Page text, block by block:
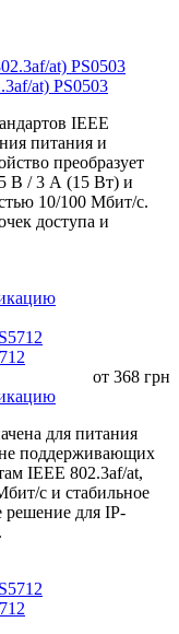
at) PS0503
IEEE
питания и
преобразует
В / 3 А (15 Вт) и
10/100 Мбит/с.
доступа и
от 368 грн
для питания
не поддерживающих
IEEE 802.3af/at,
с и стабильное
для IP-